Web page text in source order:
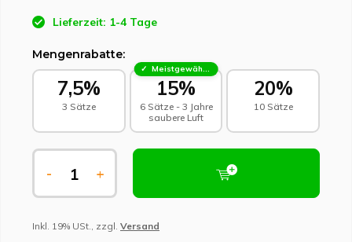
Lieferzeit: 1-4 Tage
Mengenrabatte:
7,5%
3 Sätze
Meistgewählt - Nachhaltige Wahl
15%
6 Sätze - 3 Jahre
saubere Luft
20%
10 Sätze
- +
Inkl. 19% USt., zzgl. Versand